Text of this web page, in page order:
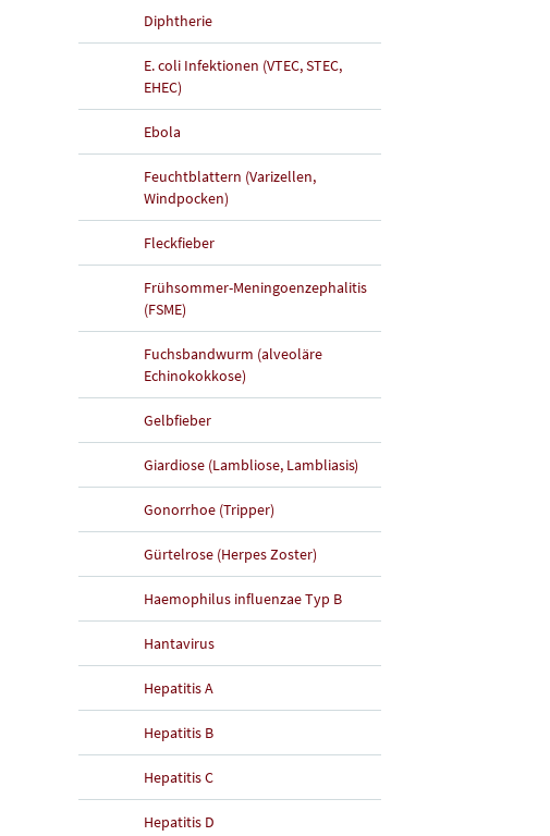
Diphtherie
E. coli Infektionen (VTEC, STEC,
EHEC)
Ebola
Feuchtblattern (Varizellen,
Windpocken)
Fleckfieber
Frühsommer-Meningoenzephalitis
(FSME)
Fuchsbandwurm (alveoläre
Echinokokkose)
Gelbfieber
Giardiose (Lambliose, Lambliasis)
Gonorrhoe (Tripper)
Gürtelrose (Herpes Zoster)
Haemophilus influenzae Typ B
Hantavirus
Hepatitis A
Hepatitis B
Hepatitis C
Hepatitis D